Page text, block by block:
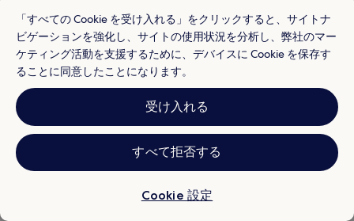
事な彫刻を間近で見ることができます。この象徴的な建造
物は、単なる礼拝所ではありません。ミラノの豊かな建築
遺産を物語る証です。
一部のみ表示
QC Termemilano付近のホテル予約で賢く節約する5つ
最も安い時期に予約する:QC Termemilanoを訪れるのに最
も予算に優しい時期は1月、3月、12月で、ホテルの料金が安
くなる傾向があります。手頃な価格で充実した体験をする
には、地域の主要なランドマークや文化的な魅力を十分に
します。滞在中は、大聖堂、モニュメント、博物館などの
「すべての Cookie を受け入れる」をクリックすると、サイトナ
ビゲーションを強化し、サイトの使用状況を分析し、弊社のマー
ケティング活動を支援するために、デバイスに Cookie を保存す
ることに同意したことになります。
受け入れる
すべて拒否する
Cookie 設定